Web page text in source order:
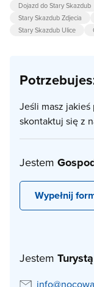
Dojazd do Stary Skazdub
Stary Skazdub Zdjecia
Stary Skazdub Ulice
Jeśli masz
skontaktuj się z
Jestem
Wypełnij
Jestem Turystą